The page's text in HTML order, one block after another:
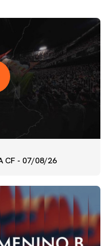
CF - 07/08/26